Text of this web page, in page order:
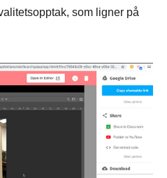
som ligner på